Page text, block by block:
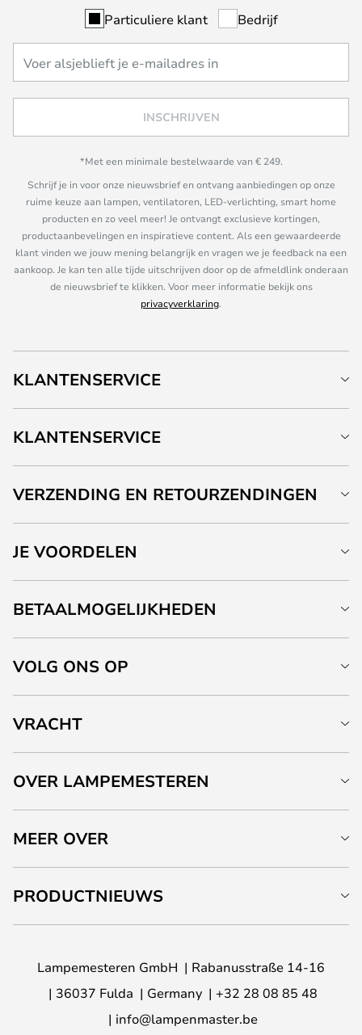
Particuliere klant Bedrijf
INSCHRIJVEN
*Met een minimale bestelwaarde van € 249.
Schrijf je in voor onze nieuwsbrief en ontvang aanbiedingen op onze
ruime keuze aan lampen, ventilatoren, LED-verlichting, smart home
producten en zo veel meer! Je ontvangt exclusieve kortingen,
productaanbevelingen en inspiratieve content. Als een gewaardeerde
klant vinden we jouw mening belangrijk en vragen we je feedback na een
aankoop. Je kan ten alle tijde uitschrijven door op de afmeldlink onderaan
de nieuwsbrief te klikken. Voor meer informatie bekijk ons
privacyverklaring.
KLANTENSERVICE
KLANTENSERVICE
VERZENDING EN RETOURZENDINGEN
JE VOORDELEN
BETAALMOGELIJKHEDEN
VOLG ONS OP
VRACHT
OVER LAMPEMESTEREN
MEER OVER
PRODUCTNIEUWS
Lampemesteren GmbH
Rabanusstraße 14-16
36037 Fulda
Germany
+32 28 08 85 48
info@lampenmaster.be